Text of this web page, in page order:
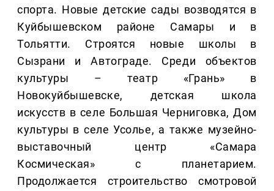
спорта. Новые детские сады возводятся в
Куйбышевском районе Самары и в
Тольятти. Строятся новые школы в
Сызрани и Автограде. Среди объектов
культуры – театр «Грань» в
Новокуйбышевске, детская школа
искусств в селе Большая Черниговка, Дом
культуры в селе Усолье, а также музейно-
выставочный центр «Самара
Космическая» с планетарием.
Продолжается строительство смотровой